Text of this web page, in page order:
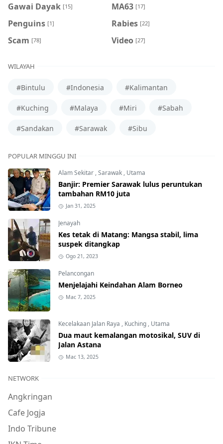
Gawai Dayak [15] MA63 [17]
Penguins [1] Rabies [22]
Scam [78] Video [27]
WILAYAH
#Bintulu #Indonesia #Kalimantan
#Kuching #Malaya #Miri #Sabah
#Sandakan #Sarawak #Sibu
POPULAR MINGGU INI
Alam Sekitar,Sarawak, Utama
Banjir: Premier Sarawak lulus peruntukan
tambahan RM10 juta
Jan 31, 2025
Jenayah
Kes tetak di Matang: Mangsa stabil, lima
suspek ditangkap
Ogo 21, 2023
Pelancongan
Menjelajahi Keindahan Alam Borneo
Mac 7, 2025
Kecelakaan Jalan Raya , Kuching, Utama
Dua maut kemalangan motosikal, SUV di
Jalan Astana
Mac 13, 2025
NETWORK
Angkringan
Cafe Jogja
Indo Tribune